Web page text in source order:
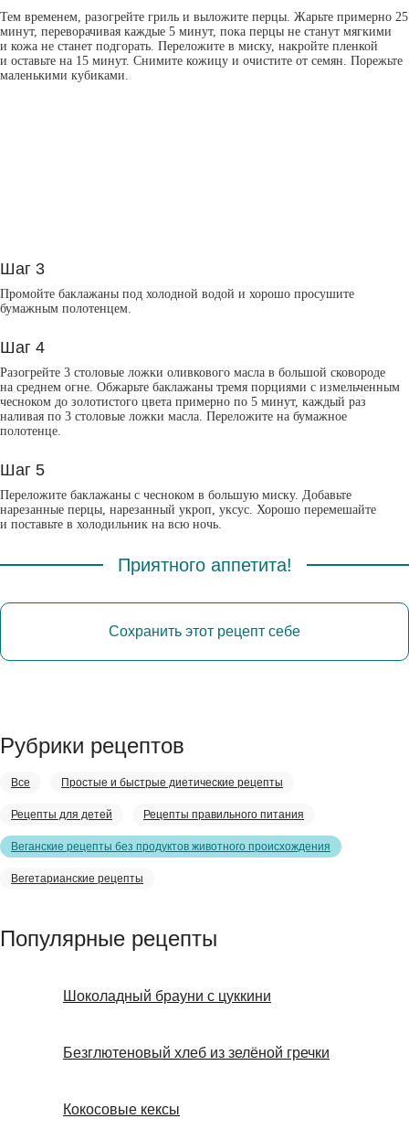
Тем временем, разогрейте гриль и выложите перцы. Жарьте примерно 25
минут, переворачивая каждые 5 минут, пока перцы не станут мягкими
и кожа не станет подгорать. Переложите в миску, накройте пленкой
и оставьте на 15 минут. Снимите кожицу и очистите от семян. Порежьте
маленькими кубиками.
Шаг 3
Промойте баклажаны под холодной водой и хорошо просушите
бумажным полотенцем.
Шаг 4
Разогрейте 3 столовые ложки оливкового масла в большой сковороде
на среднем огне. Обжарьте баклажаны тремя порциями с измельченным
чесноком до золотистого цвета примерно по 5 минут, каждый раз
наливая по 3 столовые ложки масла. Переложите на бумажное
полотенце.
Шаг 5
Переложите баклажаны с чесноком в большую миску. Добавьте
нарезанные перцы, нарезанный укроп, уксус. Хорошо перемешайте
и поставьте в холодильник на всю ночь.
Приятного аппетита!
Сохранить этот рецепт себе
Рубрики рецептов
Все Простые и быстрые диетические рецепты
Рецепты для детей Рецепты правильного питания
Веганские рецепты без продуктов животного происхождения
Вегетарианские рецепты
Популярные рецепты
Шоколадный брауни с цуккини
Безглютеновый хлеб из зелёной гречки
Кокосовые кексы